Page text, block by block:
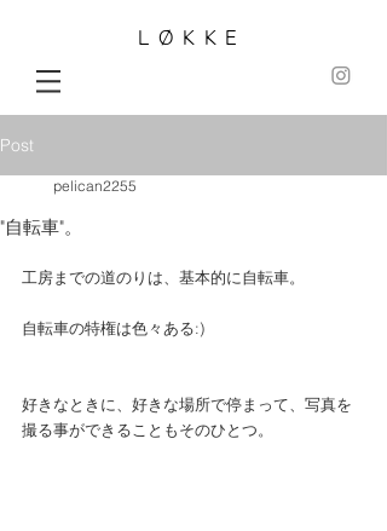
LØKKE
Post
"自転車"。
pelican2255
工房までの道のりは、基本的に自転車。
自転車の特権は色々ある:)
好きなときに、好きな場所で停まって、写真を
撮る事ができることもそのひとつ。